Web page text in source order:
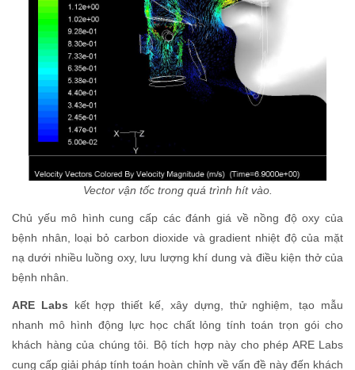
Vector vận tốc trong quá trình hít vào.
Chủ yếu mô hình cung cấp các đánh giá về nồng độ oxy của
bệnh nhân, loại bỏ carbon dioxide và gradient nhiệt độ của mặt
nạ dưới nhiều luồng oxy, lưu lượng khí dung và điều kiện thở của
bệnh nhân.
ARE Labs kết hợp thiết kế, xây dựng, thử nghiệm, tạo mẫu
nhanh mô hình động lực học chất lỏng tính toán trọn gói cho
khách hàng của chúng tôi. Bộ tích hợp này cho phép ARE Labs
cung cấp giải pháp tính toán hoàn chỉnh về vấn đề này đến khách